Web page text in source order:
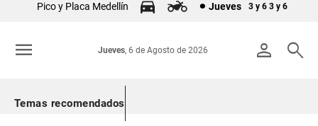
Colombia
Pico y Placa Medellín Jueves 3 y 6 3 y 6
person search
Jueves, 6 de Agosto de 2026
menu
Temas recomendados